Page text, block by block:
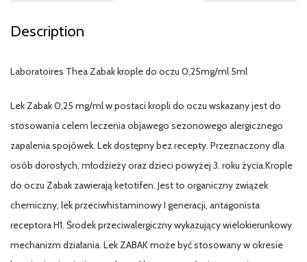
Description
Laboratoires Thea Zabak krople do oczu 0,25mg/ml 5ml
Lek Zabak 0,25 mg/ml w postaci kropli do oczu wskazany jest do
stosowania celem leczenia objawego sezonowego alergicznego
zapalenia spojówek. Lek dostępny bez recepty. Przeznaczony dla
osób dorosłych, młodzieży oraz dzieci powyżej 3. roku życia.Krople
do oczu Zabak zawierają ketotifen. Jest to organiczny związek
chemiczny, lek przeciwhistaminowy I generacji, antagonista
receptora H1. Środek przeciwalergiczny wykazujący wielokierunkowy
mechanizm działania. Lek ZABAK może być stosowany w okresie